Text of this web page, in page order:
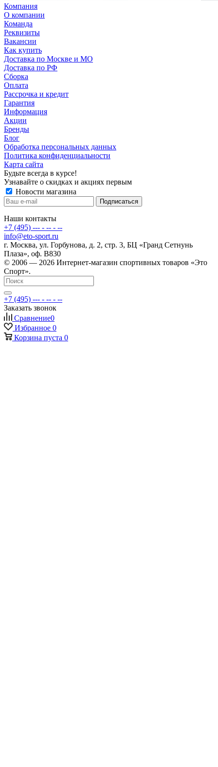
Компания
О компании
Команда
Реквизиты
Вакансии
Как купить
Доставка по Москве и МО
Доставка по РФ
Сборка
Оплата
Рассрочка и кредит
Гарантия
Информация
Акции
Бренды
Блог
Обработка персональных данных
Политика конфиденциальности
Карта сайта
Будьте всегда в курсе!
Узнавайте о скидках и акциях первым
Новости магазина
Наши контакты
+7 (495) --- - -- - --
info@eto-sport.ru
г. Москва, ул. Горбунова, д. 2, стр. 3, БЦ «Гранд Сетнунь
Плаза», оф. В830
© 2006 — 2026 Интернет-магазин спортивных товаров «Это
Спорт».
+7 (495) --- - -- - --
Заказать звонок
Сравнение0
Избранное 0
Корзина пуста 0